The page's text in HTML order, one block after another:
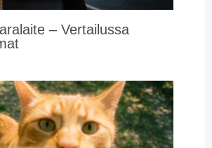
– Vertailussa